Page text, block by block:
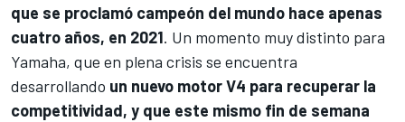
que se proclamó campeón del mundo hace apenas
cuatro años, en 2021. Un momento muy distinto para
Yamaha, que en plena crisis se encuentra
desarrollando un nuevo motor V4 para recuperar la
competitividad, y que este mismo fin de semana